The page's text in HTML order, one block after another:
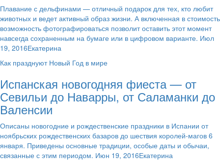
Плавание с дельфинами — отличный подарок для тех, кто любит
животных и ведет активный образ жизни. А включенная в стоимость
возможность фотографироваться позволит оставить этот момент
навсегда сохраненным на бумаге или в цифровом варианте. Июл
19, 2016Екатерина
Как празднуют Новый Год в мире
Испанская новогодняя фиеста — от
Севильи до Наварры, от Саламанки до
Валенсии
Описаны новогодние и рождественские праздники в Испании от
ноябрьских рождественских базаров до шествия королей-магов 6
января. Приведены основные традиции, особые даты и обычаи,
связанные с этим периодом. Июн 19, 2016Екатерина